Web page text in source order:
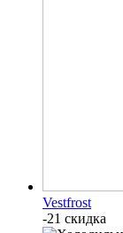
Vestfrost
-21 скидка